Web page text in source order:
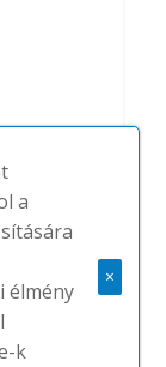
a
élmény
k
×